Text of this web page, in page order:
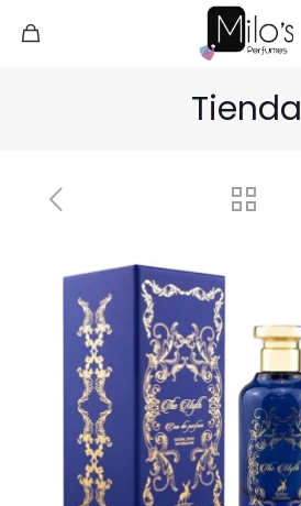
Tienda